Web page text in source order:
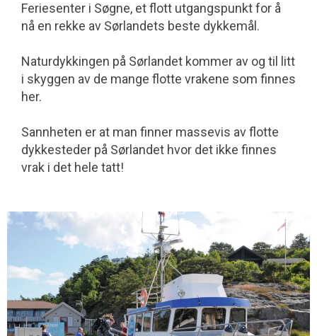
Feriesenter i Søgne, et flott utgangspunkt for å
nå en rekke av Sørlandets beste dykkemål.
Naturdykkingen på Sørlandet kommer av og til litt
i skyggen av de mange flotte vrakene som finnes
her.
Sannheten er at man finner massevis av flotte
dykkesteder på Sørlandet hvor det ikke finnes
vrak i det hele tatt!